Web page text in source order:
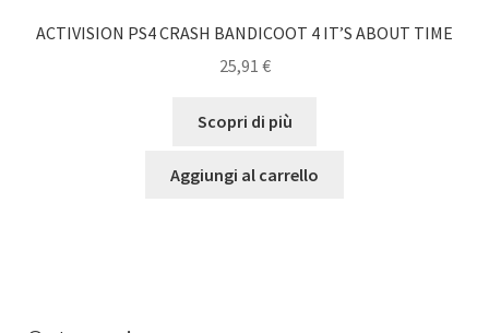
ACTIVISION PS4 CRASH BANDICOOT 4 IT’S ABOUT TIME
25,91 €
Scopri di più
Aggiungi al carrello